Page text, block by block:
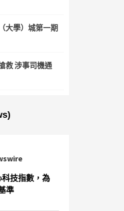
大學）城第一期
救 涉事司機通
技指數，為
準